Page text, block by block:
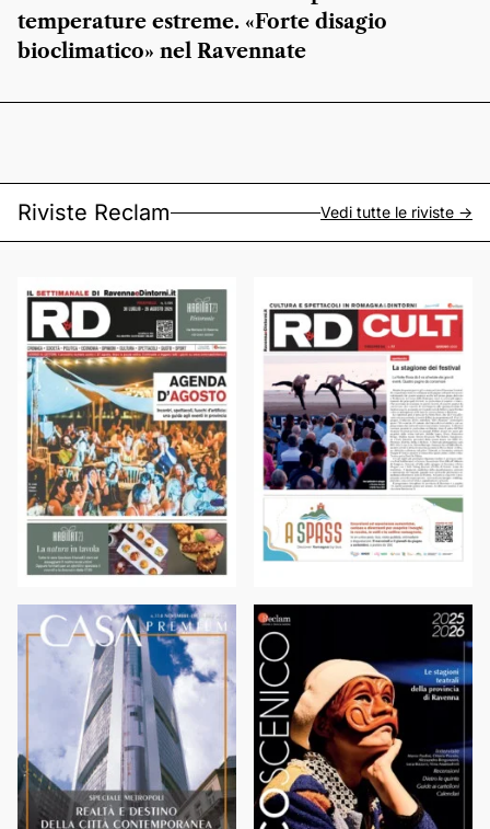
temperature estreme. «Forte disagio
bioclimatico» nel Ravennate
Riviste Reclam Vedi tutte le riviste ->